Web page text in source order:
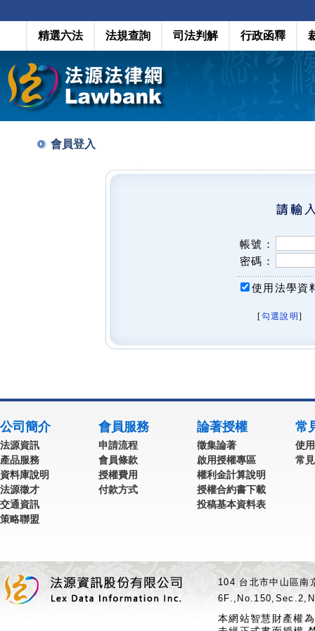
精選六法 法規查詢 司法判解 行政函釋
會員登入
帳號：
密碼：
使用法學資
[勾選說明 ]
公司簡介
法源資訊
產品服務
資料庫說明
法源徵才
交通資訊
策略聯盟
會員服務
申請流程
會員條款
授權費用
付款方式
論著授權
徵集論著
啟用授權專區
權利金計算說明
授權合約書下載
投稿基本資料表
常
使
常
104 台北市中山區
本網站智慧財產權